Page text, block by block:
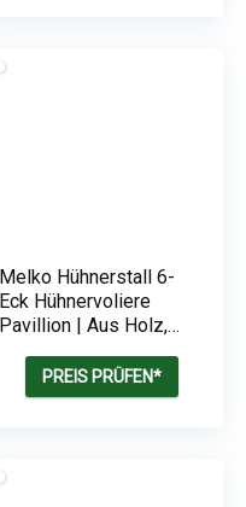
Melko Hühnerstall 6-
Eck Hühnervoliere
Pavillion | Aus Holz,
Rampe + 2
Hühnerstangen |
PREIS PRÜFEN*